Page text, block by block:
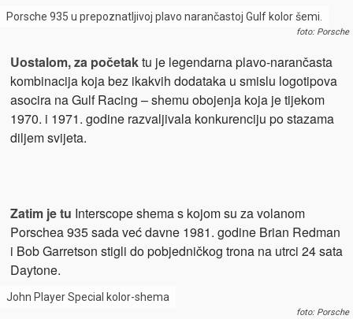
Porsche 935 u prepoznatljivoj plavo narančastoj Gulf kolor šemi.
foto: Porsche
Uostalom, za početaktu je legendarna plavo-narančasta
kombinacija koja bez ikakvih dodataka u smislu logotipova
asocira na Gulf Racing – shemu obojenja koja je tijekom
1970. i 1971. godine razvaljivala konkurenciju po stazama
diljem svijeta.
Zatim je tu Interscope shema s kojom su za volanom
Porschea 935 sada već davne 1981. godine Brian Redman
i Bob Garretson stigli do pobjedničkog trona na utrci 24 sata
Daytone.
John Player Special kolor-shema
foto: Porsche